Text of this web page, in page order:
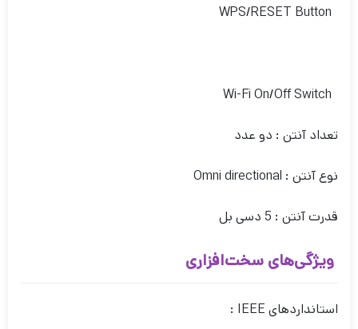
تعداد آنتن : دو عدد
نوع آنتن : Omni directional
قدرت آنتن : 5 دسی بل
ویژگی‌های سخت‌افزاری
استانداردهای IEEE :